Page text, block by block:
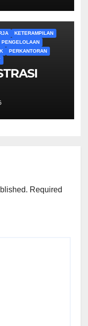
KETERAMPILAN
PENGELOLAAN
PERKANTORAN
Required